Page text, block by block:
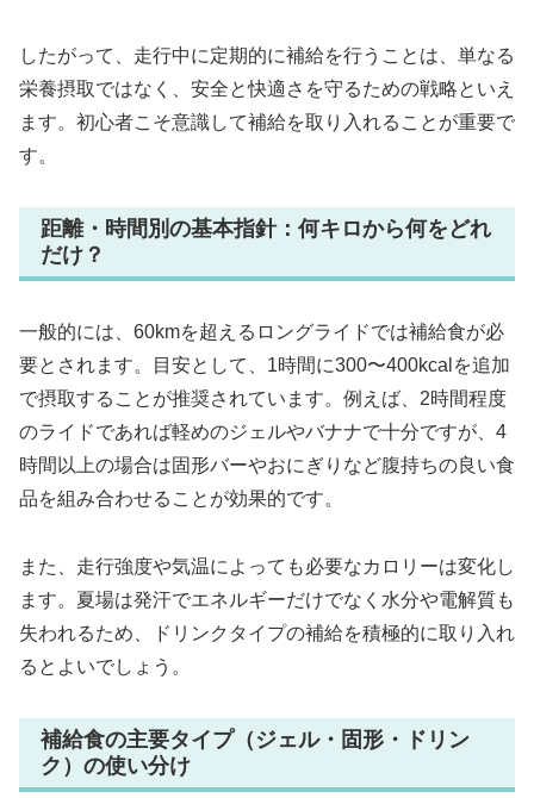
したがって、走行中に定期的に補給を行うことは、単なる
栄養摂取ではなく、安全と快適さを守るための戦略といえ
ます。初心者こそ意識して補給を取り入れることが重要で
す。
距離・時間別の基本指針：何キロから何をどれ
だけ？
一般的には、60kmを超えるロングライドでは補給食が必
要とされます。目安として、1時間に300〜400kcalを追加
で摂取することが推奨されています。例えば、2時間程度
のライドであれば軽めのジェルやバナナで十分ですが、4
時間以上の場合は固形バーやおにぎりなど腹持ちの良い食
品を組み合わせることが効果的です。
また、走行強度や気温によっても必要なカロリーは変化し
ます。夏場は発汗でエネルギーだけでなく水分や電解質も
失われるため、ドリンクタイプの補給を積極的に取り入れ
るとよいでしょう。
補給食の主要タイプ（ジェル・固形・ドリン
ク）の使い分け